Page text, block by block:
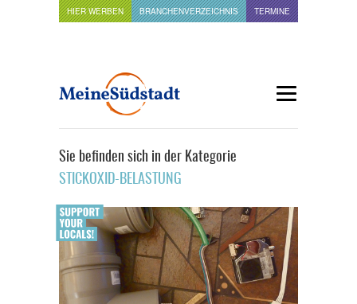
HIER WERBEN BRANCHENVERZEICHNIS TERMINE
Sie befinden sich in der Kategorie
STICKOXID-BELASTUNG